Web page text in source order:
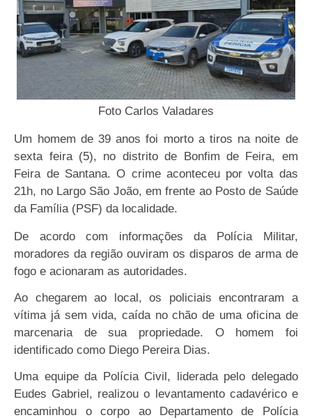
Foto Carlos Valadares
Um homem de 39 anos foi morto a tiros na noite de
sexta feira (5), no distrito de Bonfim de Feira, em
Feira de Santana. O crime aconteceu por volta das
21h, no Largo São João, em frente ao Posto de Saúde
da Família (PSF) da localidade.
De acordo com informações da Polícia Militar,
moradores da região ouviram os disparos de arma de
fogo e acionaram as autoridades.
Ao chegarem ao local, os policiais encontraram a
vítima já sem vida, caída no chão de uma oficina de
marcenaria de sua propriedade. O homem foi
identificado como Diego Pereira Dias.
Uma equipe da Polícia Civil, liderada pelo delegado
Eudes Gabriel, realizou o levantamento cadavérico e
encaminhou o corpo ao Departamento de Polícia